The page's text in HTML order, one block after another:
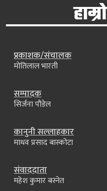
प्रकाशक/संचालक
मोतिलाल भारती
सम्पादक
सिर्जना पौडेल
कानुनी सल्लाहकार
माधव प्रसाद बास्कोटा
संवाददाता
महेश कुमार बस्नेत